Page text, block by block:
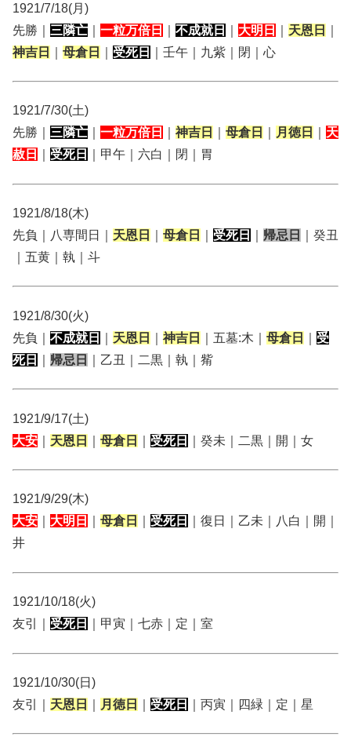
1921/7/18(月)
先勝｜ 三隣亡 一粒万倍日 不成就日 大明日 天恩日
神吉日
母倉日 受死日 ｜壬午｜九紫｜閉｜心
1921/7/30(土)
先勝｜ 三隣亡 一粒万倍日 神吉日 母倉日 月徳日
天
赦日
受死日 ｜甲午｜六白｜閉｜胃
1921/8/18(木)
先負｜八専間日｜ 天恩日 母倉日 受死日 帰忌日
｜癸丑
｜五黄｜執｜斗
1921/8/30(火)
先負｜ 不成就日 天恩日 神吉日 ｜五墓:木｜ 母倉日
受
死日
帰忌日 ｜乙丑｜二黒｜執｜觜
1921/9/17(土)
大安
天恩日 母倉日 受死日 ｜癸未｜二黒｜開｜女
1921/9/29(木)
大安
大明日 母倉日 受死日
｜復日｜乙未｜八白｜開｜
井
1921/10/18(火)
友引｜ 受死日 ｜甲寅｜七赤｜定｜室
1921/10/30(日)
友引｜ 天恩日 月徳日 受死日 ｜丙寅｜四緑｜定｜星